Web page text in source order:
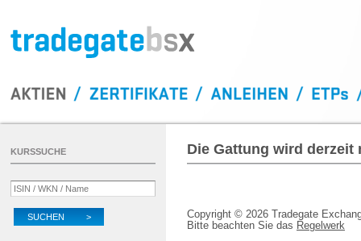
Die Gattung wird derzeit
Copyright © 2026 Tradegate
Bitte beachten Sie das Regelwerk
KURSSUCHE
SUCHEN >